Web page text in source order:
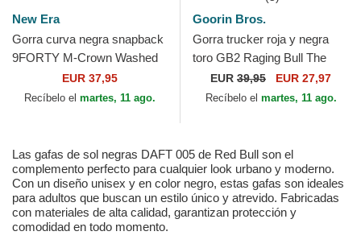
New Era
Gorra curva negra snapback
9FORTY M-Crown Washed
de Red Bull Racing Formula
1 de New Era
EUR 37,95
Recíbelo el martes, 11 ago.
Goorin Bros.
Gorra trucker roja y negra
toro GB2 Raging Bull The
Rocker The Farm de Goorin
Bros.
EUR 39,95 EUR 27,97
Recíbelo el martes, 11 ago.
Las gafas de sol negras DAFT 005 de Red Bull son el
complemento perfecto para cualquier look urbano y moderno.
Con un diseño unisex y en color negro, estas gafas son ideales
para adultos que buscan un estilo único y atrevido. Fabricadas
con materiales de alta calidad, garantizan protección y
comodidad en todo momento.